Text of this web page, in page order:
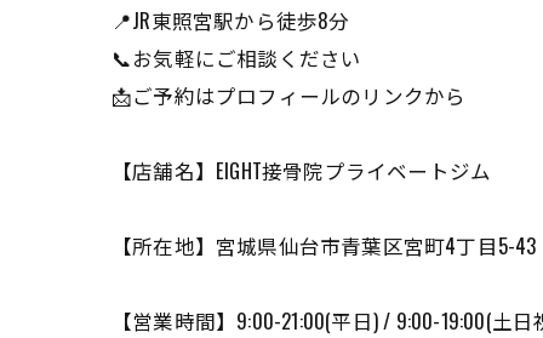
📍JR東照宮駅から徒歩8分
📞お気軽にご相談ください
📩ご予約はプロフィールのリンクから
【店舗名】EIGHT接骨院プライベートジム
【所在地】宮城県仙台市青葉区宮町4丁目5-43
【営業時間】9:00-21:00(平日) / 9:00-19:00(土日